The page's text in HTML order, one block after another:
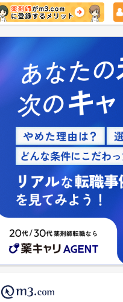
マイナ保険証